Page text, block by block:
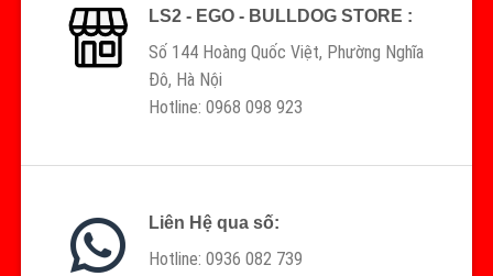
LS2 - EGO - BULLDOG STORE :
Số 144 Hoàng Quốc Việt, Phường Nghĩa
Đô, Hà Nội
Hotline: 0968 098 923
Liên Hệ qua số:
Hotline: 0936 082 739